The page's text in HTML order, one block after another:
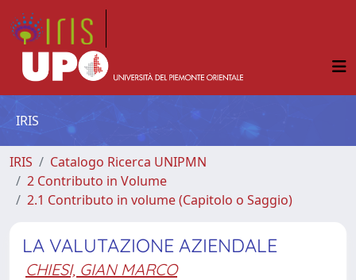
IRIS
IRIS
Catalogo Ricerca UNIPMN
2 Contributo in Volume
2.1 Contributo in volume (Capitolo o Saggio)
LA VALUTAZIONE AZIENDALE
CHIESI, GIAN MARCO